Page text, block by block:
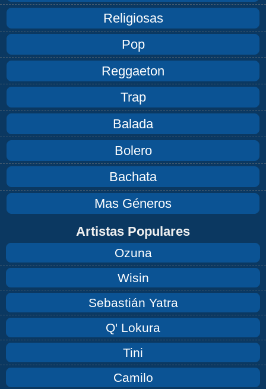
Religiosas
Pop
Reggaeton
Trap
Balada
Bolero
Bachata
Mas Géneros
Artistas Populares
Ozuna
Wisin
Sebastián Yatra
Q' Lokura
Tini
Camilo